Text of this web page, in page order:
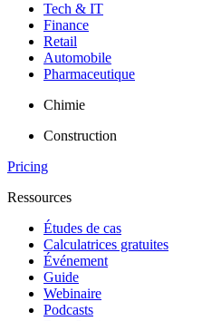
Tech & IT
Finance
Retail
Automobile
Pharmaceutique
Chimie
Construction
Pricing
Ressources
Études de cas
Calculatrices gratuites
Événement
Guide
Webinaire
Podcasts